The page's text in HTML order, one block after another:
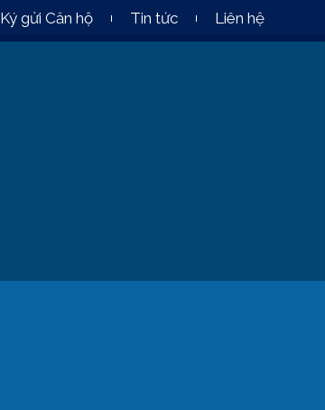
Ký gửi Căn hộ Tin tức Liên hệ